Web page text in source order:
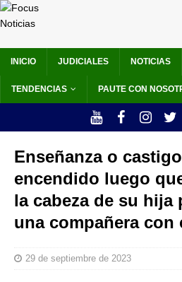
INICIO JUDICIALES NOTICIAS
TENDENCIAS PAUTE CON
Enseñanza o
encendido luego
la cabeza de su hija
una compañera con
29 de septiembre de 2023